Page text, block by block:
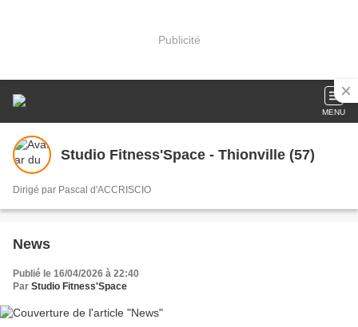
Publicité
MENU
Studio Fitness'Space - Thionville (57)
Dirigé par Pascal d'ACCRISCIO
News
Publié le 16/04/2026 à 22:40
Par Studio Fitness'Space